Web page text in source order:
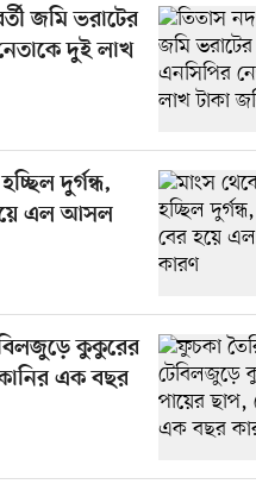
জমি ভরাটের
দুই লাখ
দুর্গন্ধ,
এল আসল
কুকুরের
এক বছর